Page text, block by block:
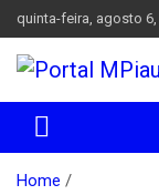
to
content
quinta-feira, agosto 6,
Portal
Parnaíba
Home